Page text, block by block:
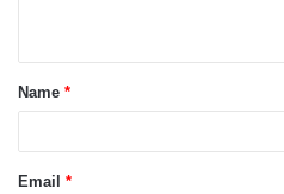
Name *
Email *